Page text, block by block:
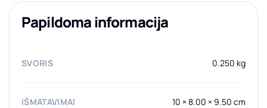
Papildoma informacija
SVORIS 0.250 kg
IŠMATAVIMAI 10 × 8.00 × 9.50 cm